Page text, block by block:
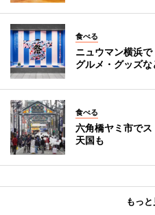
食べる
ニュウマン横浜
グルメ・グッズな
食べる
六角橋ヤミ市で
天国も
もっ